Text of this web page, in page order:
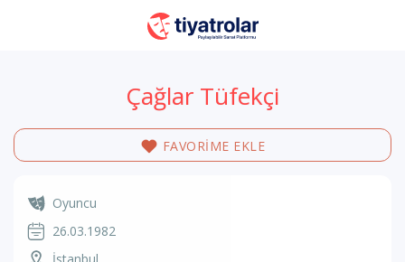
Çağlar Tüfekçi
FAVORİME EKLE
Oyuncu
26.03.1982